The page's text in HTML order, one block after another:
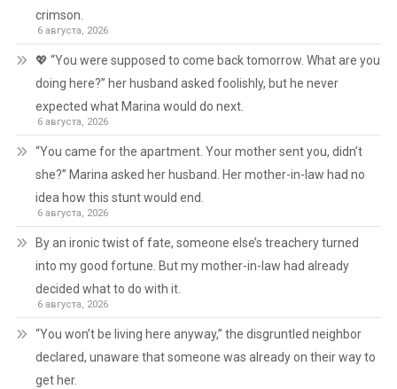
crimson.
6 августа, 2026
💖 “You were supposed to come back tomorrow. What are you
doing here?” her husband asked foolishly, but he never
expected what Marina would do next.
6 августа, 2026
“You came for the apartment. Your mother sent you, didn’t
she?” Marina asked her husband. Her mother-in-law had no
idea how this stunt would end.
6 августа, 2026
By an ironic twist of fate, someone else’s treachery turned
into my good fortune. But my mother-in-law had already
decided what to do with it.
6 августа, 2026
“You won’t be living here anyway,” the disgruntled neighbor
declared, unaware that someone was already on their way to
get her.